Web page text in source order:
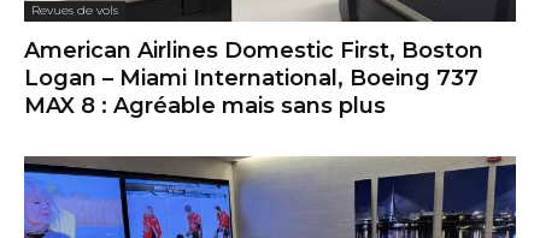
Revues de vols
American Airlines Domestic First, Boston
Logan – Miami International, Boeing 737
MAX 8 : Agréable mais sans plus